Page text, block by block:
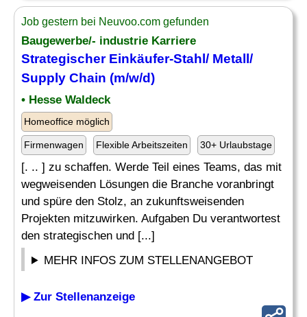
Job gestern bei Neuvoo.com gefunden
Baugewerbe/- industrie Karriere
Strategischer Einkäufer-Stahl / Metall/
Supply Chain (m/w/d)
• Hesse Waldeck
Homeoffice möglich
Firmenwagen Flexible Arbeitszeiten 30+ Urlaubstage
[. .. ] zu schaffen. Werde Teil eines Teams, das mit
wegweisenden Lösungen die Branche voranbringt
und spüre den Stolz, an zukunftsweisenden
Projekten mitzuwirken. Aufgaben Du verantwortest
den strategischen und [...]
MEHR INFOS ZUM STELLENANGEBOT
▶ Zur Stellenanzeige